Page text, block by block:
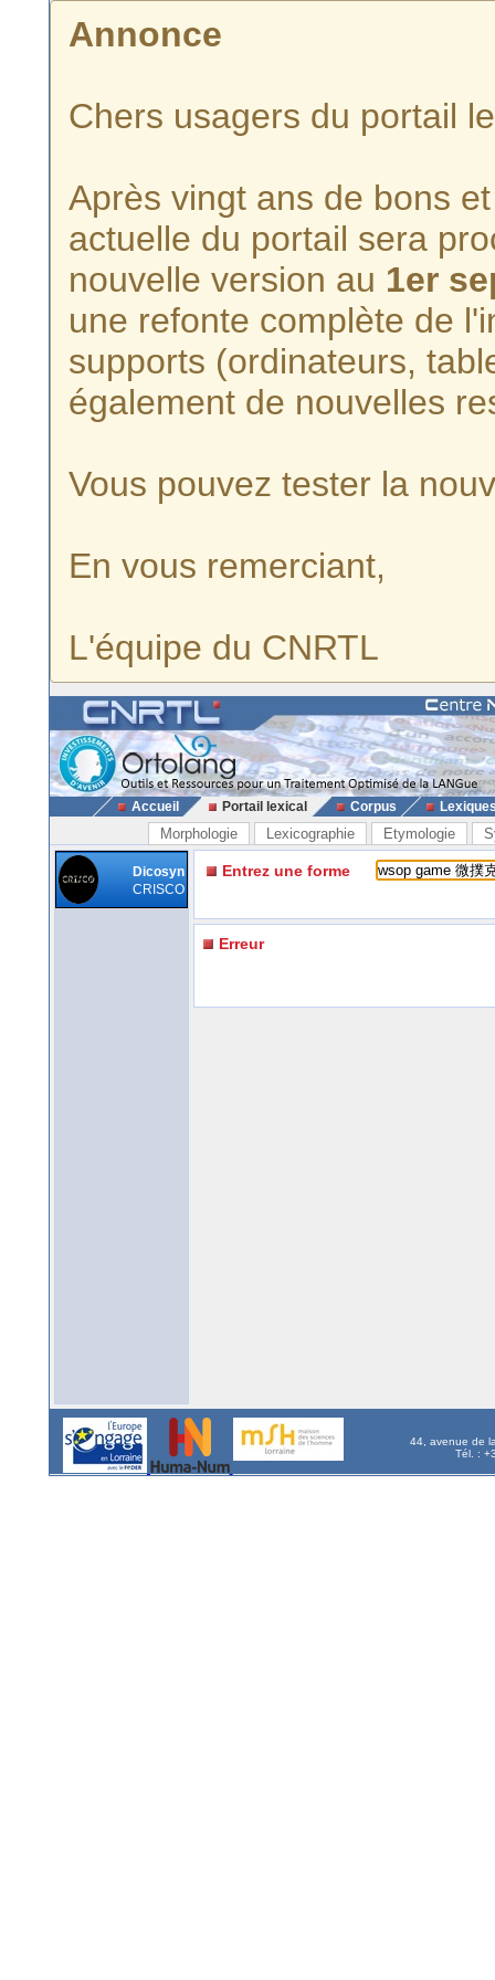
Annonce
Chers usagers du portail
Après vingt ans de bons
actuelle du portail sera
nouvelle version au 1er
une refonte complète de
supports (ordinateurs,
également de nouvelles
Vous pouvez tester la
En vous remerciant,
L'équipe du CNRTL
Accueil Portail lexical Corpus
Morphologie Lexicographie Etymologie
Dicosyn
CRISCO
Entrez une forme
Erreur
44, avenue de
Tél. :